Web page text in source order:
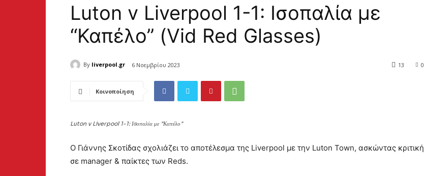
Luton v Liverpool 1-1: Ισοπαλία με
“Καπέλο” (Vid Red Glasses)
By liverpool.gr 6 Νοεμβρίου 2023 0
13
Κοινοποίηση
Luton v Liverpool 1-1: Ισοπαλία με "Καπέλο"
Ο Γιάννης Σκοτίδας σχολιάζει το αποτέλεσμα της Liverpool με την Luton Town, ασκώντας κριτική
σε manager & παίκτες των Reds.